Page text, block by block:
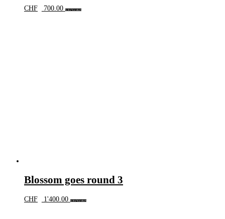
CHF 700.00 In den Warenkorb
Blossom goes round 3
CHF 1'400.00 In den Warenkorb